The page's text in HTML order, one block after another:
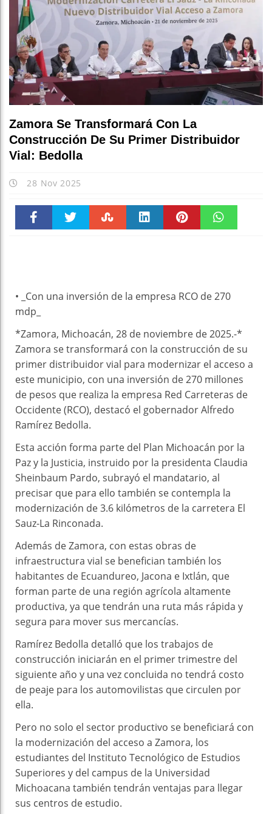
Zamora Se Transformará Con La
Construcción De Su Primer Distribuidor
Vial: Bedolla
28 Nov 2025
• _⁠Con una inversión de la empresa RCO de 270
mdp_
*Zamora, Michoacán, 28 de noviembre de 2025.-*
Zamora se transformará con la construcción de su
primer distribuidor vial para modernizar el acceso a
este municipio, con una inversión de 270 millones
de pesos que realiza la empresa Red Carreteras de
Occidente (RCO), destacó el gobernador Alfredo
Ramírez Bedolla.
Esta acción forma parte del Plan Michoacán por la
Paz y la Justicia, instruido por la presidenta Claudia
Sheinbaum Pardo, subrayó el mandatario, al
precisar que para ello también se contempla la
modernización de 3.6 kilómetros de la carretera El
Sauz-La Rinconada.
Además de Zamora, con estas obras de
infraestructura vial se benefician también los
habitantes de Ecuandureo, Jacona e Ixtlán, que
forman parte de una región agrícola altamente
productiva, ya que tendrán una ruta más rápida y
segura para mover sus mercancías.
Ramírez Bedolla detalló que los trabajos de
construcción iniciarán en el primer trimestre del
siguiente año y una vez concluida no tendrá costo
de peaje para los automovilistas que circulen por
ella.
Pero no solo el sector productivo se beneficiará con
la modernización del acceso a Zamora, los
estudiantes del Instituto Tecnológico de Estudios
Superiores y del campus de la Universidad
Michoacana también tendrán ventajas para llegar
sus centros de estudio.